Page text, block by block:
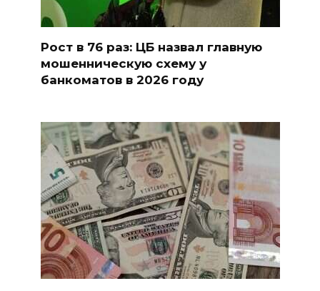
Рост в 76 раз: ЦБ назвал главную
мошенническую схему у
банкоматов в 2026 году